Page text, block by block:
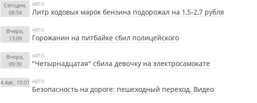
Сегодня,
08:54
АВТО
Литр ходовых марок бензина подорожал на 1,5-2,7 рубля
Вчера,
13:09
АВТО
Горожанин на питбайке сбил полицейского
Вчера,
09:30
АВТО
"Четырнадцатая" сбила девочку на электросамокате
4 Авг, 15:01 АВТО
Безопасность на дороге: пешеходный переход. Видео